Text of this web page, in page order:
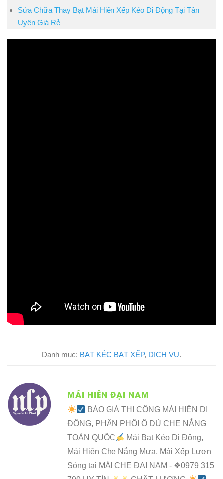
Sửa Chữa Thay Bạt Mái Hiên Xếp Kéo Di Động Tại Tân
Uyên Giá Rẻ
Danh mục: BẠT KÉO BẠT XẾP, DỊCH VỤ.
MÁI HIÊN ĐẠI NAM
BÁO GIÁ THI CÔNG MÁI HIÊN DI
ĐỘNG, PHÂN PHỐI Ô DÙ CHE NẮNG
TOÀN QUỐC
Mái Bạt Kéo Di Động,
Mái Hiên Che Nắng Mưa, Mái Xếp Lượn
Sóng tại MÁI CHE ĐẠI NAM - ❖0979 315